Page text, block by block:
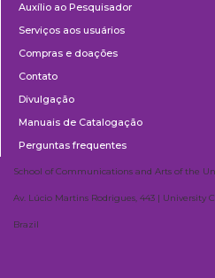
Auxílio ao Pesquisador
Serviços aos usuários
Compras e doações
Contato
Divulgação
Manuais de Catalogação
Perguntas frequentes
School of Communications and Arts of the
Av. Lúcio Martins Rodrigues, 443 | University
Brazil